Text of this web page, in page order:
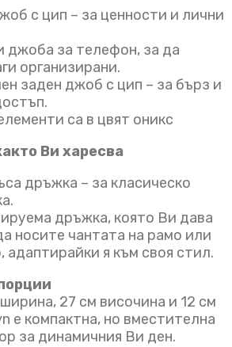
с цип – за ценности и лични
джоба за телефон, за да
организирани.
заден джоб с цип – за бърз и
са в цвят оникс
Ви харесва
дръжка – за класическо
дръжка, която Ви дава
носите чантата на рамо или
адаптирайки я към своя стил.
27 см височина и 12 см
е компактна, но вместителна
за динамичния Ви ден.